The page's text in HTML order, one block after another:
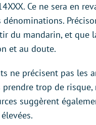
Ce ne sera en
dénominations.
du mandarin, et que
et au doute.
ne précisent pas les
prendre trop de
suggèrent